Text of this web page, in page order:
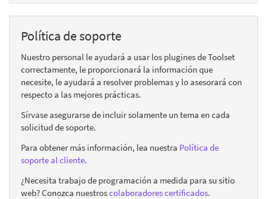
Política de soporte
Nuestro personal le ayudará a usar los plugines de Toolset
correctamente, le proporcionará la información que
necesite, le ayudará a resolver problemas y lo asesorará con
respecto a las mejores prácticas.
Sírvase asegurarse de incluir solamente un tema en cada
solicitud de soporte.
Para obtener más información, lea nuestra Política de
soporte al cliente.
¿Necesita trabajo de programación a medida para su sitio
web? Conozca nuestroscolaboradores certificados.